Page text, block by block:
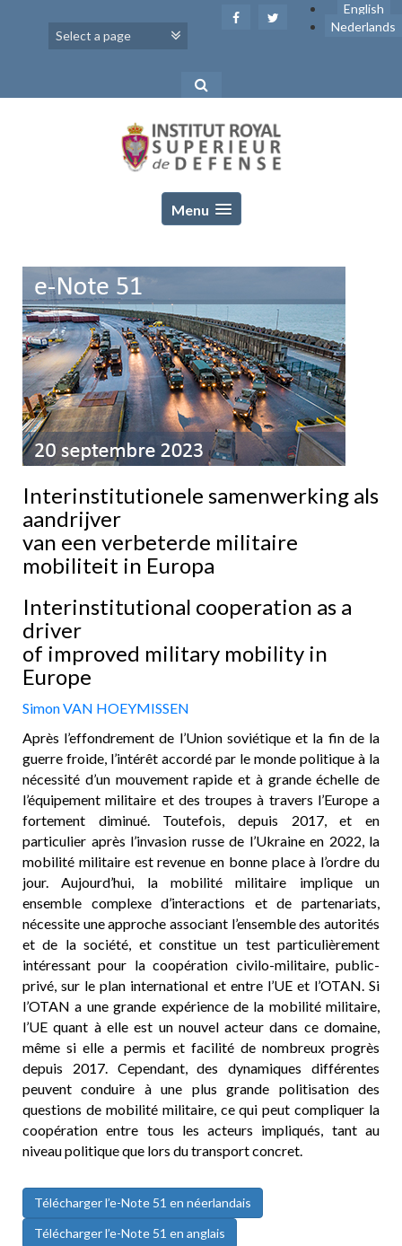
English
Nederlands
Menu
Interinstitutionele samenwerking als
aandrijver
van een verbeterde militaire
mobiliteit in Europa
Interinstitutional cooperation as a
driver
of improved military mobility in
Europe
Simon VAN HOEYMISSEN
Après l’effondrement de l’Union soviétique et la fin de la
guerre froide, l’intérêt accordé par le monde politique à la
nécessité d’un mouvement rapide et à grande échelle de
l’équipement militaire et des troupes à travers l’Europe a
fortement diminué. Toutefois, depuis 2017, et en
particulier après l’invasion russe de l’Ukraine en 2022, la
mobilité militaire est revenue en bonne place à l’ordre du
jour. Aujourd’hui, la mobilité militaire implique un
ensemble complexe d’interactions et de partenariats,
nécessite une approche associant l’ensemble des autorités
et de la société, et constitue un test particulièrement
intéressant pour la coopération civilo-militaire, public-
privé, sur le plan international et entre l’UE et l’OTAN. Si
l’OTAN a une grande expérience de la mobilité militaire,
l’UE quant à elle est un nouvel acteur dans ce domaine,
même si elle a permis et facilité de nombreux progrès
depuis 2017. Cependant, des dynamiques différentes
peuvent conduire à une plus grande politisation des
questions de mobilité militaire, ce qui peut compliquer la
coopération entre tous les acteurs impliqués, tant au
niveau politique que lors du transport concret.
Télécharger l’e-Note 51 en néerlandais
Télécharger l’e-Note 51 en anglais